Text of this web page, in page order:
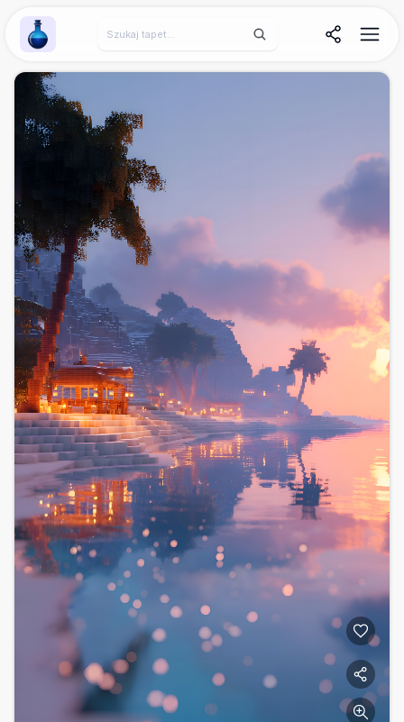
Wallpaper Alchemy